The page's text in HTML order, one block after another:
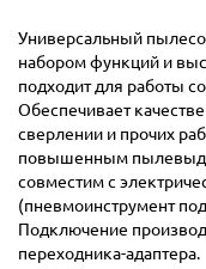
Универсальный
набором функций и
подходит для работы
Обеспечивает
сверлении и прочих
повышенным
совместим с
(пневмоинструмент
Подключение
переходника-адаптера.